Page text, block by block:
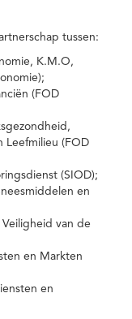
tussen:
K.M.O,
(FOD
Leefmilieu (FOD
(SIOD);
en
van de
en Markten
en